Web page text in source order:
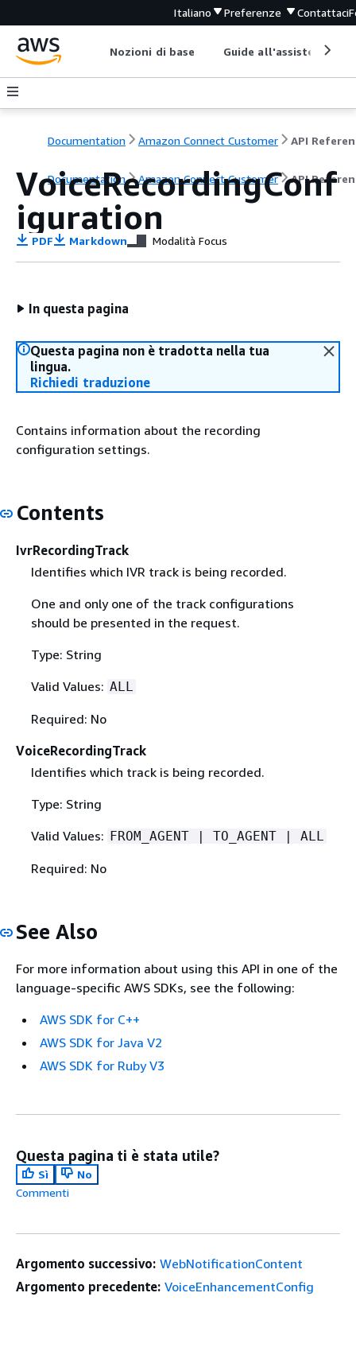
Italiano Preferenze Contattaci
Nozioni di base Guide all'assistenza
Documentation Amazon Connect Customer API
Documentation Amazon Connect Customer API
VoiceRecordingConf
iguration
PDF Markdown Modalità Focus
In questa pagina
Questa pagina non è tradotta nella tua
lingua.
Richiedi traduzione
Contains information about the recording
configuration settings.
Contents
IvrRecordingTrack
Identifies which IVR track is being recorded.
One and only one of the track configurations
should be presented in the request.
Type: String
Valid Values: ALL
Required: No
VoiceRecordingTrack
Identifies which track is being recorded.
Type: String
Valid Values: FROM_AGENT | TO_AGENT | ALL
Required: No
See Also
For more information about using this API in one of the
language-specific AWS SDKs, see the following:
AWS SDK for C++
AWS SDK for Java V2
AWS SDK for Ruby V3
Questa pagina ti è stata utile?
Sì
No
Commenti
Argomento successivo: WebNotificationContent
Argomento precedente: VoiceEnhancementConfig